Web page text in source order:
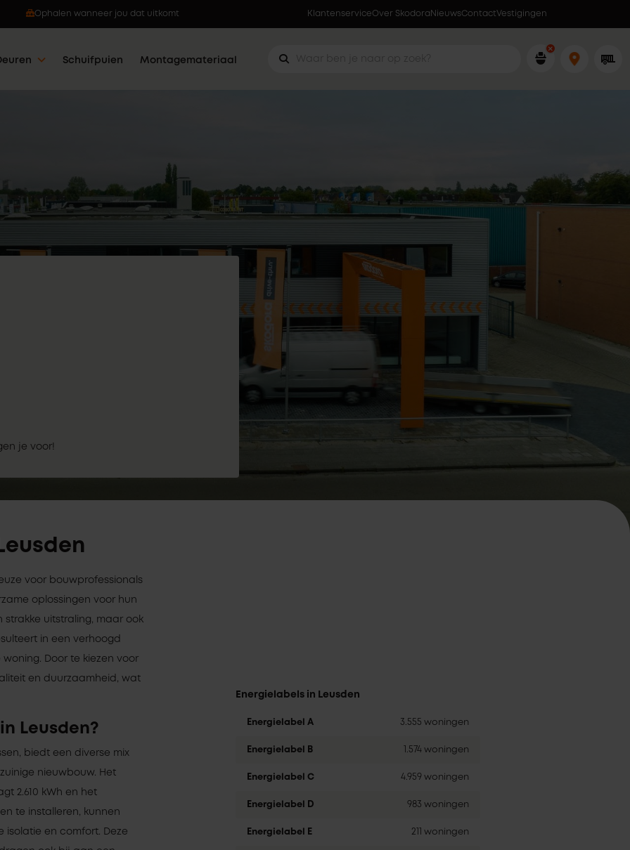
Ophalen wanneer jou dat uitkomt Lokaal geproduceerd in eigen fabriek
KlantenserviceOver Skodora NieuwsContactVestigingen
Schuifpuien Montagemateriaal
je voor!
voor bouwprofessionals
oplossingen voor hun
strakke uitstraling, maar ook
in een verhoogd
Door te kiezen voor
en duurzaamheid, wat
Leusden?
biedt een diverse mix
nieuwbouw. Het
2.610 kWh en het
te installeren, kunnen
isolatie en comfort. Deze
Energielabels in Leusden
Energielabel A 3.555 woningen
Energielabel B 1.574 woningen
Energielabel C 4.959 woningen
Energielabel D 983 woningen
Energielabel E 211 woningen